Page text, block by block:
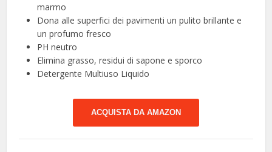
marmo
Dona alle superfici dei pavimenti un pulito brillante e
un profumo fresco
PH neutro
Elimina grasso, residui di sapone e sporco
Detergente Multiuso Liquido
ACQUISTA DA AMAZON